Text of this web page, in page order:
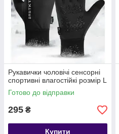
Рукавички чоловічі сенсорні
спортивні влагостійкі розмір L
Готово до відправки
295 ₴
Купити